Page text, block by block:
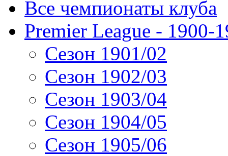
Все чемпионаты клуба
Premier League - 1900-
Сезон 1901/02
Сезон 1902/03
Сезон 1903/04
Сезон 1904/05
Сезон 1905/06